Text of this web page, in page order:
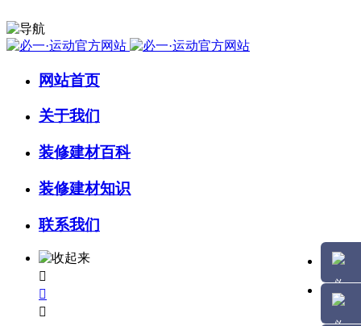
网站首页
关于我们
装修建材百科
装修建材知识
联系我们


